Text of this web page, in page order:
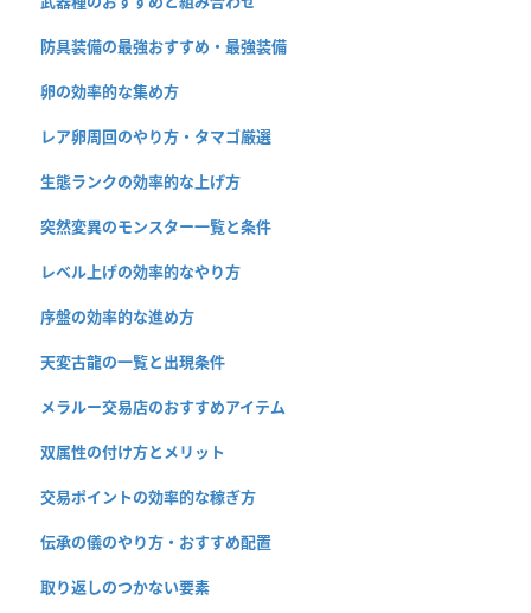
防具装備の最強おすすめ・最強装備
卵の効率的な集め方
レア卵周回のやり方・タマゴ厳選
生態ランクの効率的な上げ方
突然変異のモンスター一覧と条件
レベル上げの効率的なやり方
序盤の効率的な進め方
天変古龍の一覧と出現条件
メラルー交易店のおすすめアイテム
双属性の付け方とメリット
交易ポイントの効率的な稼ぎ方
伝承の儀のやり方・おすすめ配置
取り返しのつかない要素